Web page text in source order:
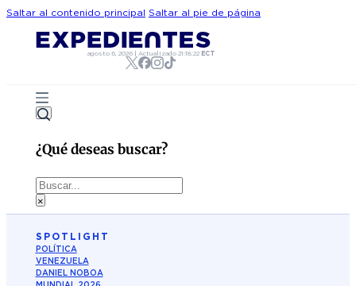
Saltar al contenido principal Saltar al pie de página
agosto 6, 2026| Actualizado 21:18:22 ECT
¿Qué deseas buscar?
Buscar
×
SPOTLIGHT
POLÍTICA
VENEZUELA
DANIEL NOBOA